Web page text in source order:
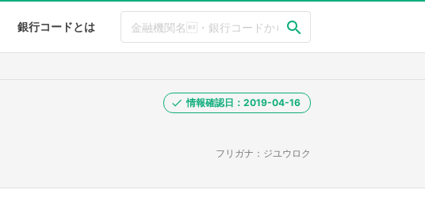
銀行コードとは
フリガナ：ジユウロク
情報確認日：2019-04-16